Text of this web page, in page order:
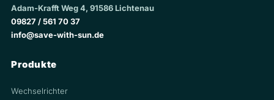
Adam-Krafft Weg 4, 91586 Lichtenau
09827 / 561 70 37
info@save-with-sun.de
Produkte
Wechselrichter